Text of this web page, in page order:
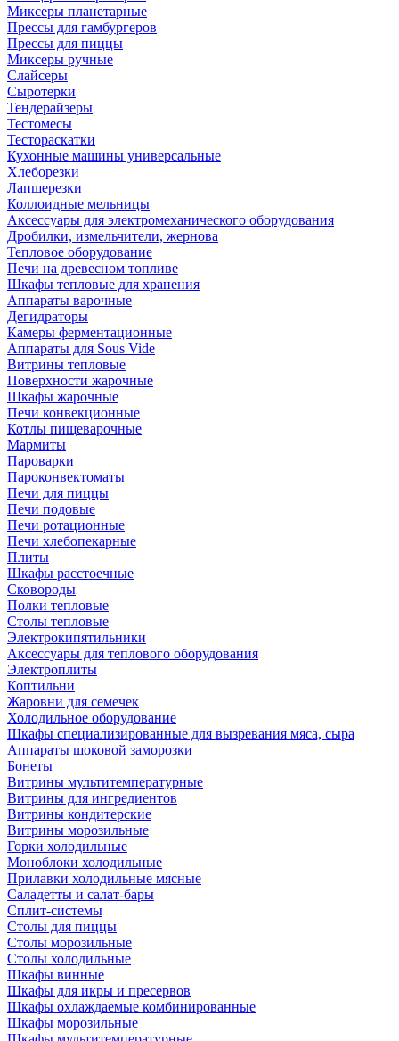
Миксеры планетарные
Прессы для гамбургеров
Прессы для пиццы
Миксеры ручные
Слайсеры
Сыротерки
Тендерайзеры
Тестомесы
Тестораскатки
Кухонные машины универсальные
Хлеборезки
Лапшерезки
Коллоидные мельницы
Аксессуары для электромеханического оборудования
Дробилки, измельчители, жернова
Тепловое оборудование
Печи на древесном топливе
Шкафы тепловые для хранения
Аппараты варочные
Дегидраторы
Камеры ферментационные
Аппараты для Sous Vide
Витрины тепловые
Поверхности жарочные
Шкафы жарочные
Печи конвекционные
Котлы пищеварочные
Мармиты
Пароварки
Пароконвектоматы
Печи для пиццы
Печи подовые
Печи ротационные
Печи хлебопекарные
Плиты
Шкафы расстоечные
Сковороды
Полки тепловые
Столы тепловые
Электрокипятильники
Аксессуары для теплового оборудования
Электроплиты
Коптильни
Жаровни для семечек
Холодильное оборудование
Шкафы специализированные для вызревания мяса, сыра
Аппараты шоковой заморозки
Бонеты
Витрины мультитемпературные
Витрины для ингредиентов
Витрины кондитерские
Витрины морозильные
Горки холодильные
Моноблоки холодильные
Прилавки холодильные мясные
Саладетты и салат-бары
Сплит-системы
Столы для пиццы
Столы морозильные
Столы холодильные
Шкафы винные
Шкафы для икры и пресервов
Шкафы охлаждаемые комбинированные
Шкафы морозильные